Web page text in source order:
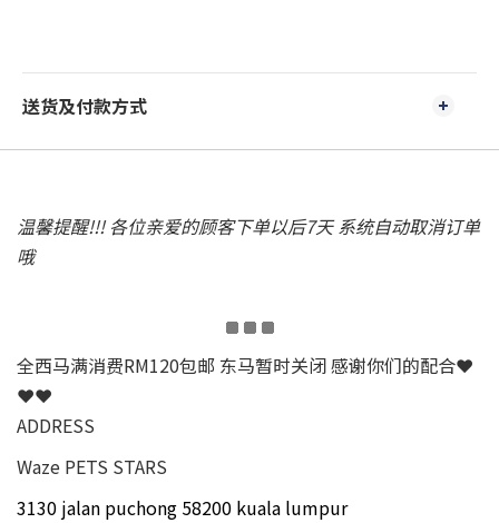
送货及付款方式
温馨提醒!!! 各位亲爱的顾客下单以后7天 系统自动取消订单
哦
全西马满消费RM120包邮 东马暂时关闭 感谢你们的配合❤
❤❤
ADDRESS
Waze PETS STARS
3130 jalan puchong 58200 kuala lumpur